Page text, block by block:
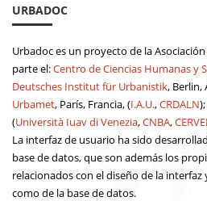
URBADOC
Urbadoc es un proyecto de la Asociación
parte el:Centro de Ciencias Humanas y
Deutsches Institut für Urbanistik, Berlin,
Urbamet, París, Francia, (I.A.U.,CRDALN);
(Università Iuav di Venezia,CNBA,
La interfaz de usuario ha sido
base de datos, que son además los
relacionados con el diseño de la
como de la base de datos.